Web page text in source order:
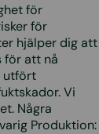
för
för
hjälper dig att
för att nå
utfört
Vi
Några
Produktion: